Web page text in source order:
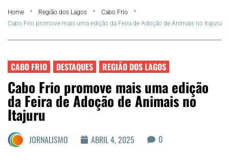
FLA Araru 2026
Região dos Lagos
Agenda Cultural
Colunistas
Home Região dos Lagos
Cabo Frio
Cabo Frio promove mais uma edição da Feira de Adoção de Animais no Itajuru
CABO FRIO DESTAQUES REGIÃO DOS LAGOS
Cabo Frio promove mais uma edição
da Feira de Adoção de Animais no
Itajuru
JORNALISMO ABRIL 4, 2025 0